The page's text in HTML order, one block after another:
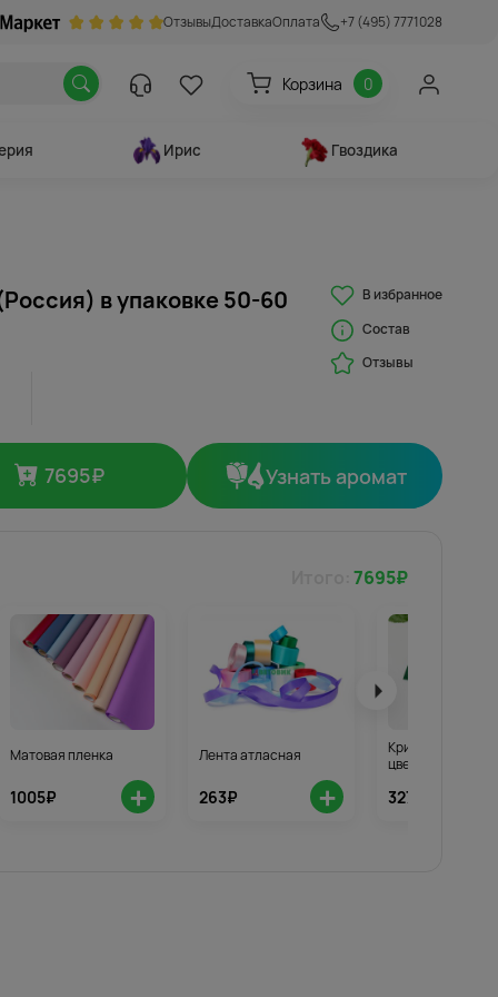
ОтзывыДоставкаОплата +7 (495) 7771028
Корзина 0
Ирис Гвоздика
в упаковке 50-60
В избранное
Состав
Отзывы
7695₽ Узнать аромат
7695₽
Матовая пленка
1005₽ +
Лента атласная
263₽ +
Кризал для
цветов 3шт.
327₽